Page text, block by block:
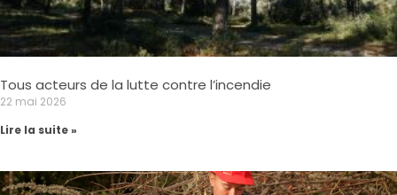
Tous acteurs de la lutte contre l’incendie
22 mai 2026
Lire la suite »